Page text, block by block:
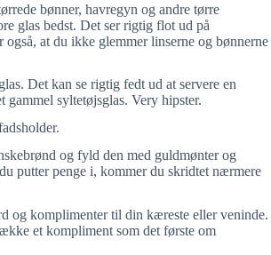
bønner, havregyn og andre tørre
glas bedst. Det ser rigtig flot ud på
at du ikke glemmer linserne og bønnerne
Det kan se rigtig fedt ud at servere en
gammel syltetøjsglas. Very hipster.
og fyld den med guldmønter og
putter penge i, kommer du skridtet nærmere
og komplimenter til din kæreste eller veninde.
et kompliment som det første om